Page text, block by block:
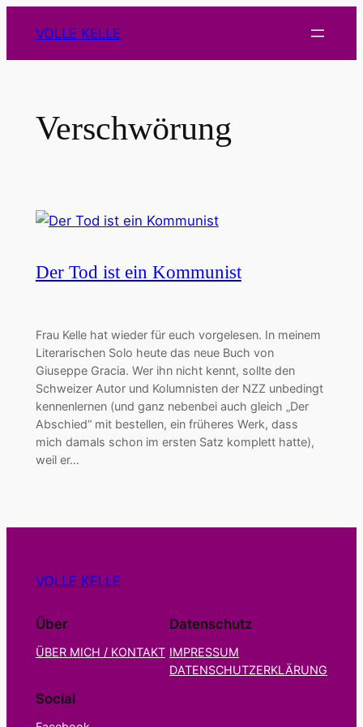
Inhalt
springen
VOLLE KELLE
Verschwörung
Der Tod ist ein Kommunist
Frau Kelle hat wieder für euch vorgelesen. In meinem
Literarischen Solo heute das neue Buch von
Giuseppe Gracia. Wer ihn nicht kennt, sollte den
Schweizer Autor und Kolumnisten der NZZ unbedingt
kennenlernen (und ganz nebenbei auch gleich „Der
Abschied“ mit bestellen, ein früheres Werk, dass
mich damals schon im ersten Satz komplett hatte),
weil er…
VOLLE KELLE
Über
ÜBER MICH / KONTAKT
Datenschutz
IMPRESSUM
DATENSCHUTZERKLÄRUNG
Social